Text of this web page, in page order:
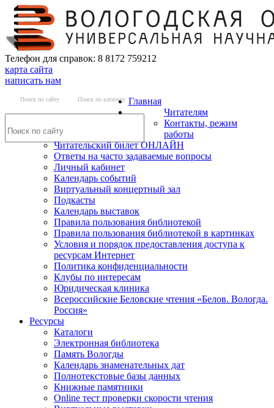
Телефон для справок: 8 8172 759212
карта сайта
написать нам
Поиск по сайту Поиск по каталогу Главная
Читателям
Контакты, режим
работы
Читательский билет ОНЛАЙН
Ответы на часто задаваемые вопросы
Личный кабинет
Календарь событий
Виртуальный концертный зал
Подкасты
Календарь выставок
Правила пользования библиотекой
Правила пользования библиотекой в картинках
Условия и порядок предоставления доступа к
ресурсам Интернет
Политика конфиденциальности
Клубы по интересам
Юридическая клиника
Всероссийские Беловские чтения «Белов. Вологда.
Россия»
Ресурсы
Каталоги
Электронная библиотека
Память Вологды
Календарь знаменательных дат
Полнотекстовые базы данных
Книжные памятники
Online тест проверки скорости чтения